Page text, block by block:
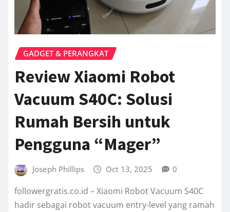
GADGET & PERANGKAT
Review Xiaomi Robot
Vacuum S40C: Solusi
Rumah Bersih untuk
Pengguna “Mager”
Joseph Phillips Oct 13, 2025 0
followergratis.co.id – Xiaomi Robot Vacuum S40C
hadir sebagai robot vacuum entry-level yang ramah